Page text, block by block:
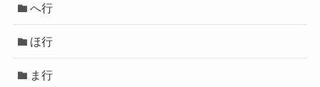
へ行
ほ行
ま行